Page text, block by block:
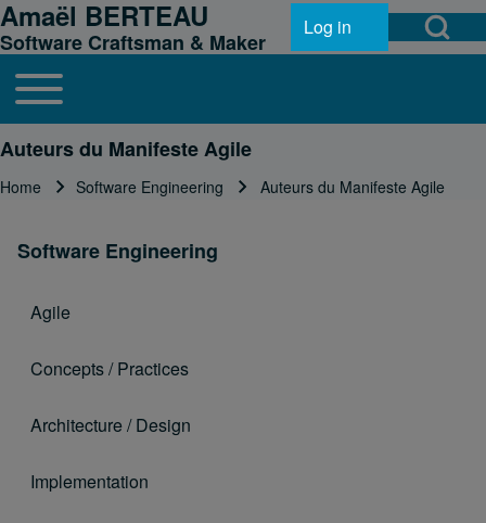
Skip to header
Skip to main navigation
Skip to main content
Skip to footer
Search
Open Search
User account menu
Log in
Amaël BERTEAU
Software Craftsman & Maker
Main navigation
Toggle main menu
Auteurs du Manifeste Agile
Home Software Engineering Auteurs du Manifeste Agile
Software Engineering
Agile
Concepts / Practices
Architecture / Design
Implementation